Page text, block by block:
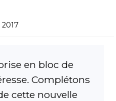
2017
en bloc de
Complétons
cette nouvelle